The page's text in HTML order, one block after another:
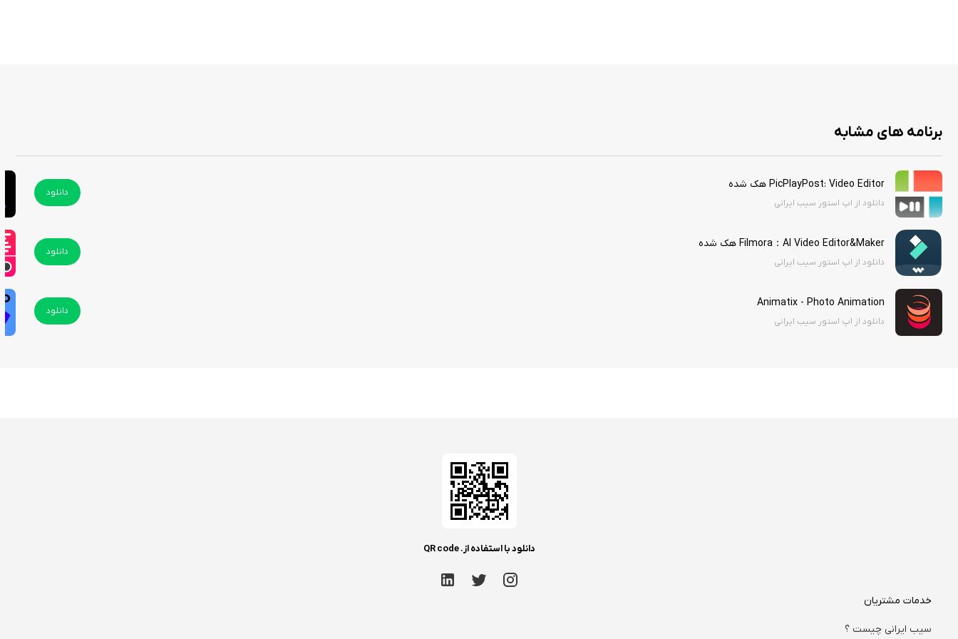
برنامه های مشابه
PicPlayPost: Video Editor هک شده
دانلود از اپ استور سیب ایرانی
دانلود
Filmora：AI Video Editor&Maker هک شده
دانلود از اپ استور سیب ایرانی
دانلود
Animatix - Photo Animation
دانلود از اپ استور سیب ایرانی
دانلود
دانلود با استفاده از. QR code
خدمات مشتریان
سیب ایرانی چیست ؟